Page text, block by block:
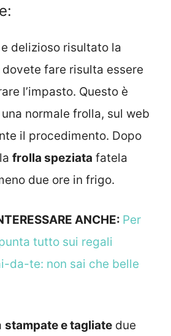
delizioso risultato la
fare risulta essere
l’impasto. Questo è
normale frolla, sul web
il procedimento. Dopo
frolla speziata fatela
due ore in frigo.
ANCHE: Per
tutto sui regali
da-te: non sai che belle
stampate e tagliate due